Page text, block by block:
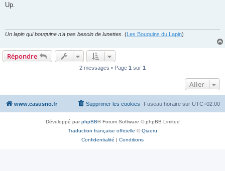
s
Up.
Un lapin qui bouquine n'a pas besoin de lunettes. (Les Bouquins du Lapin)
Répondre
2 messages • Page 1 sur 1
Aller
www.casusno.fr Fuseau horaire sur UTC+02:00
Supprimer les cookies
Développé parphpBB® Forum Software © phpBB Limited
Traduction française officielle ©Qiaeru
Confidentialité | Conditions